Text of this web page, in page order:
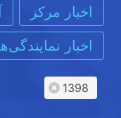
اخبار مرکز
اخبار
1398